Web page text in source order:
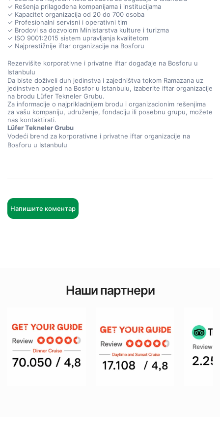
✓ Rešenja prilagođena kompanijama i institucijama
✓ Kapacitet organizacija od 20 do 700 osoba
✓ Profesionalni servisni i operativni tim
✓ Brodovi sa dozvolom Ministarstva kulture i turizma
✓ ISO 9001:2015 sistem upravljanja kvalitetom
✓ Najprestižnije iftar organizacije na Bosforu
Rezervišite korporativne i privatne iftar događaje na Bosforu u
Istanbulu
Da biste doživeli duh jedinstva i zajedništva tokom Ramazana uz
jedinstven pogled na Bosfor u Istanbulu, izaberite iftar organizacije
na brodu Lüfer Tekneler Grubu.
Za informacije o najprikladnijem brodu i organizacionim rešenjima
za vašu kompaniju, udruženje, fondaciju ili posebnu grupu, možete
nas kontaktirati.
Lüfer Tekneler Grubu
Vodeći brend za korporativne i privatne iftar organizacije na
Bosforu u Istanbulu
Напишите коментар
Наши партнери